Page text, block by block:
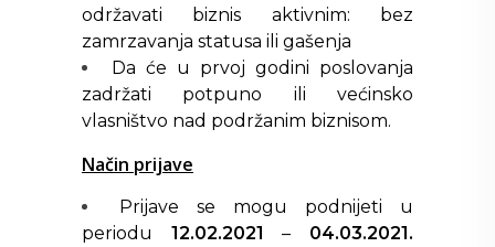
održavati biznis aktivnim: bez
zamrzavanja statusa ili gašenja
Da će u prvoj godini poslovanja
zadržati potpuno ili većinsko
vlasništvo nad podržanim biznisom.
Način prijave
Prijave se mogu podnijeti u
periodu 12.02.2021– 04.03.2021.